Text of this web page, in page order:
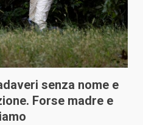
senza nome e
Forse madre e